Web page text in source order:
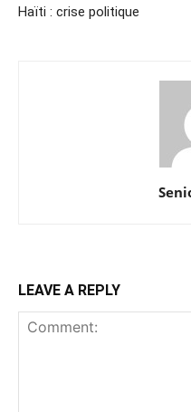
Haïti : crise politique
LEAVE A REPLY